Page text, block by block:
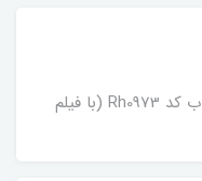
کاور فرش و روفرشی کشدار‌ طرح جذاب کد Rh0973 (با فیلم